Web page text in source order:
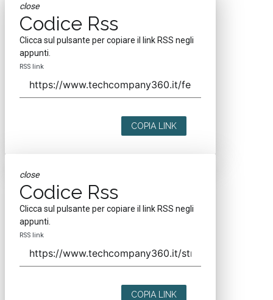
close
Codice Rss
Clicca sul pulsante per copiare il link RSS negli
appunti.
RSS link
COPIA LINK
close
Codice Rss
Clicca sul pulsante per copiare il link RSS negli
appunti.
RSS link
COPIA LINK